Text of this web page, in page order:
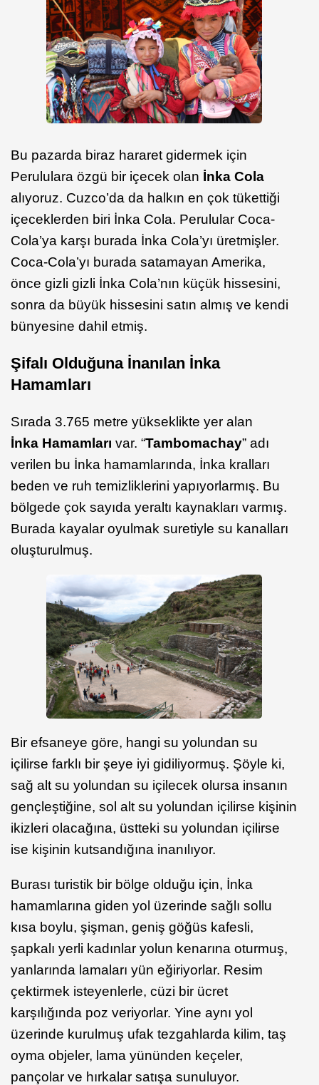
Bu pazarda biraz hararet gidermek için
Perululara özgü bir içecek olan İnka Cola
alıyoruz. Cuzco’da da halkın en çok tükettiği
içeceklerden biri İnka Cola. Perulular Coca-
Cola’ya karşı burada İnka Cola’yı üretmişler.
Coca-Cola’yı burada satamayan Amerika,
önce gizli gizli İnka Cola’nın küçük hissesini,
sonra da büyük hissesini satın almış ve kendi
bünyesine dahil etmiş.
Şifalı Olduğuna İnanılan İnka
Hamamları
Sırada 3.765 metre yükseklikte yer alan
İnka Hamamları var. “Tambomachay” adı
verilen bu İnka hamamlarında, İnka kralları
beden ve ruh temizliklerini yapıyorlarmış. Bu
bölgede çok sayıda yeraltı kaynakları varmış.
Burada kayalar oyulmak suretiyle su kanalları
oluşturulmuş.
Bir efsaneye göre, hangi su yolundan su
içilirse farklı bir şeye iyi gidiliyormuş. Şöyle ki,
sağ alt su yolundan su içilecek olursa insanın
gençleştiğine, sol alt su yolundan içilirse kişinin
ikizleri olacağına, üstteki su yolundan içilirse
ise kişinin kutsandığına inanılıyor.
Burası turistik bir bölge olduğu için, İnka
hamamlarına giden yol üzerinde sağlı sollu
kısa boylu, şişman, geniş göğüs kafesli,
şapkalı yerli kadınlar yolun kenarına oturmuş,
yanlarında lamaları yün eğiriyorlar. Resim
çektirmek isteyenlerle, cüzi bir ücret
karşılığında poz veriyorlar. Yine aynı yol
üzerinde kurulmuş ufak tezgahlarda kilim, taş
oyma objeler, lama yününden keçeler,
pançolar ve hırkalar satışa sunuluyor.